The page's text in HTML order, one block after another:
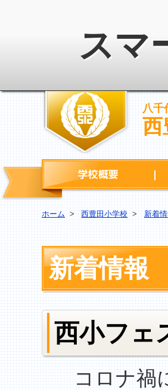
スマ
八千
西
ホーム > 西豊田小学校 > 新着
新着情報
西小フェ
コロナ禍